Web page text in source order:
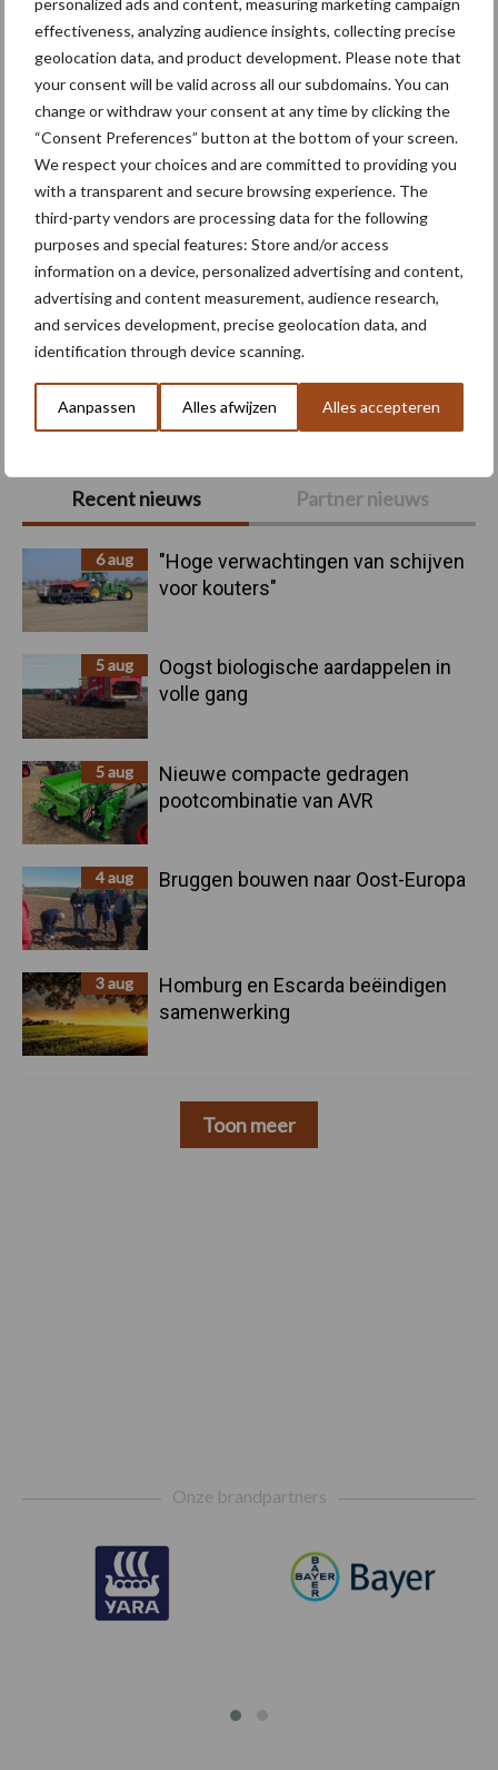
personalized ads and content, measuring marketing campaign
effectiveness, analyzing audience insights, collecting precise
geolocation data, and product development. Please note that
your consent will be valid across all our subdomains. You can
change or withdraw your consent at any time by clicking the
“Consent Preferences” button at the bottom of your screen.
We respect your choices and are committed to providing you
with a transparent and secure browsing experience. The
third-party vendors are processing data for the following
purposes and special features: Store and/or access
information on a device, personalized advertising and content,
advertising and content measurement, audience research,
and services development, precise geolocation data, and
identification through device scanning.
Aanpassen Alles afwijzen Alles accepteren
Primaire
Sidebar
Recent nieuws Partner nieuws
6 aug
"Hoge verwachtingen van schijven
voor kouters"
5 aug
Oogst biologische aardappelen in
volle gang
5 aug
Nieuwe compacte gedragen
pootcombinatie van AVR
4 aug Bruggen bouwen naar Oost-Europa
3 aug
Homburg en Escarda beëindigen
samenwerking
Toon meer
Themapagina's
Machines Duurzaamheid
Kunstmeststrooier Pootmachine
Toon meer
Onze brandpartners